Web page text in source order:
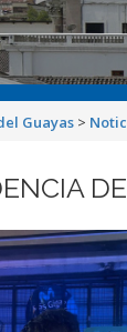
Guayas >